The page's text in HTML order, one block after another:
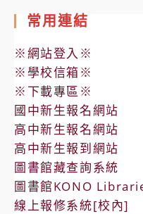
常用連結
※網站登入※
※學校信箱※
※下載專區※
國中新生報名網站
高中新生報名網站
高中新生報到網站
圖書館藏查詢系統
圖書館KONO
線上報修系統[校內]